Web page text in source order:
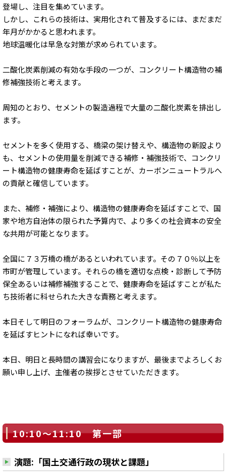
登場し、注目を集めています。
しかし、これらの技術は、実用化されて普及するには、まだまだ
年月がかかると思われます。
地球温暖化は早急な対策が求められています。
二酸化炭素削減の有効な手段の一つが、コンクリート構造物の補
修補強技術と考えます。
周知のとおり、セメントの製造過程で大量の二酸化炭素を排出し
ます。
セメントを多く使用する、橋梁の架け替えや、構造物の新設より
も、セメントの使用量を削減できる補修・補強技術で、コンクリ
ート構造物の健康寿命を延ばすことが、カーボンニュートラルへ
の貢献と確信しています。
また、補修・補強により、構造物の健康寿命を延ばすことで、国
家や地方自治体の限られた予算内で、より多くの社会資本の安全
な共用が可能となります。
全国に７３万橋の橋があるといわれています。その７０％以上を
市町が管理しています。それらの橋を適切な点検・診断して予防
保全あるいは補修補強することで、健康寿命を延ばすことが私た
ち技術者に科せられた大きな責務と考えます。
本日そして明日のフォーラムが、コンクリート構造物の健康寿命
を延ばすヒントになれば幸いです。
本日、明日と長時間の講習会になりますが、最後までよろしくお
願い申し上げ、主催者の挨拶とさせていただきます。
10:10～11:10 第一部
演題:「国土交通行政の現状と課題」